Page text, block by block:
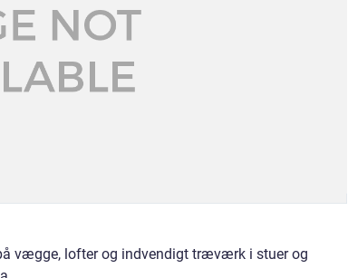
vægge, lofter og indvendigt træværk i stuer og